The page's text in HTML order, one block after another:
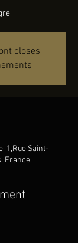
closes
1,Rue Saint-
France